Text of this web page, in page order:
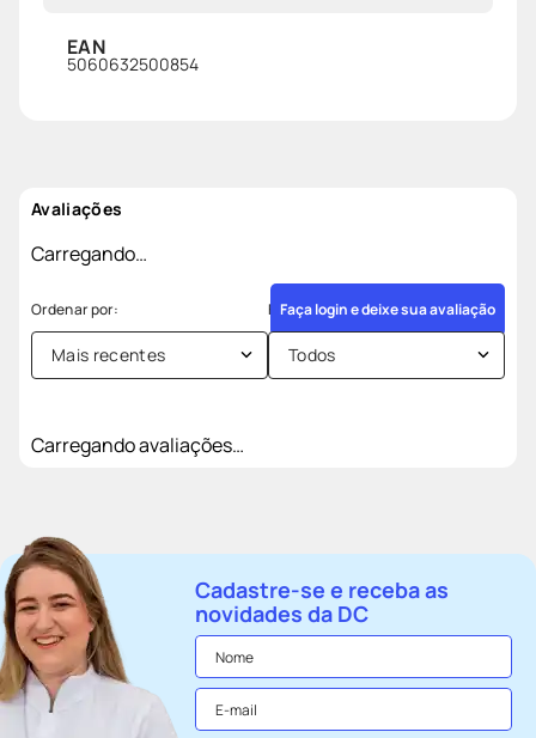
EAN
5060632500854
Avaliações
Carregando…
Faça login e deixe sua avaliação
Mais recentes Todos
Carregando avaliações…
Cadastre-se e receba as
novidades da DC